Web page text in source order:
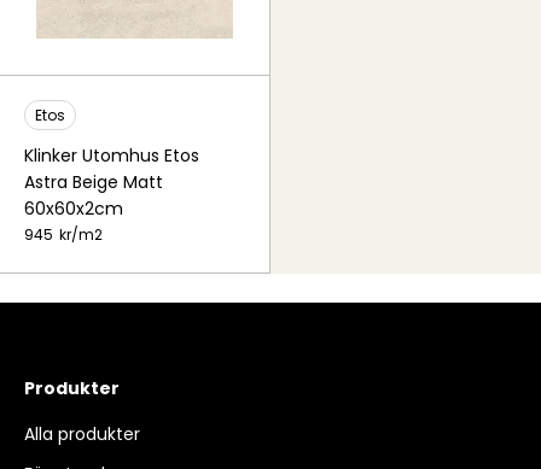
Etos
Klinker Utomhus Etos
Astra Beige Matt
60x60x2cm
945 kr/m2
Produkter
Alla produkter